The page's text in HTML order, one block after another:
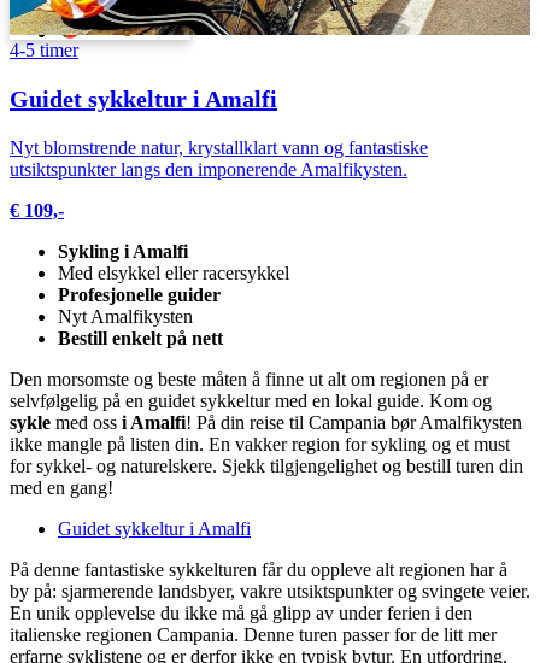
Português
4-5 timer
Guidet sykkeltur i Amalfi
Nyt blomstrende natur, krystallklart vann og fantastiske
utsiktspunkter langs den imponerende Amalfikysten.
€ 109,-
Sykling i Amalfi
Med elsykkel eller racersykkel
Profesjonelle guider
Nyt Amalfikysten
Bestill enkelt på nett
Den morsomste og beste måten å finne ut alt om regionen på er
selvfølgelig på en guidet sykkeltur med en lokal guide. Kom og
sykle med oss i Amalfi! På din reise til Campania bør Amalfikysten
ikke mangle på listen din. En vakker region for sykling og et must
for sykkel- og naturelskere. Sjekk tilgjengelighet og bestill turen din
med en gang!
Guidet sykkeltur i Amalfi
På denne fantastiske sykkelturen får du oppleve alt regionen har å
by på: sjarmerende landsbyer, vakre utsiktspunkter og svingete veier.
En unik opplevelse du ikke må gå glipp av under ferien i den
italienske regionen Campania. Denne turen passer for de litt mer
erfarne syklistene og er derfor ikke en typisk bytur. En utfordring,